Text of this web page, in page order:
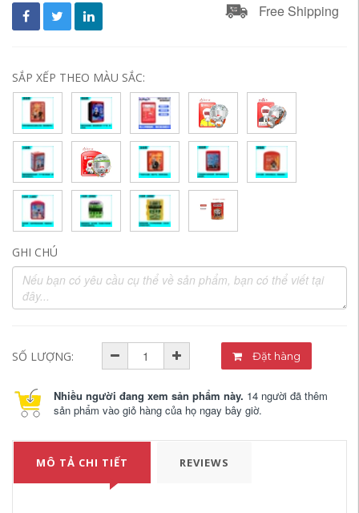
Free Shipping
SẮP XẾP THEO MÀU SẮC:
GHI CHÚ
SỐ LƯỢNG: Đặt hàng
Nhiều người đang xem sản phẩm này. 14 người đã thêm
sản phẩm vào giỏ hàng của họ ngay bây giờ.
MÔ TẢ CHI TIẾT REVIEWS